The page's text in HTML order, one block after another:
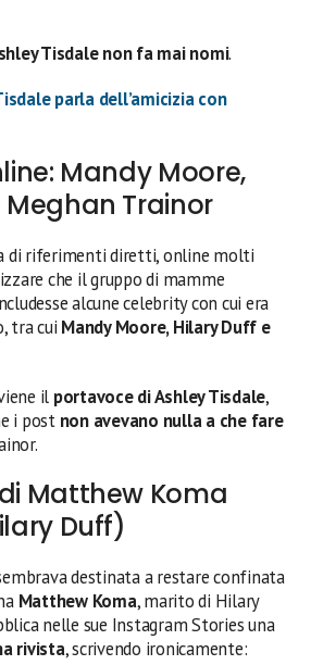
Tisdale non fa mai nomi.
parla dell’amicizia con
Mandy Moore,
Meghan Trainor
di riferimenti diretti, online molti
che il gruppo di mamme
alcune celebrity con cui era
tra cui Mandy Moore, Hilary Duff e
il portavoce di Ashley Tisdale,
i post non avevano nulla a che fare
Matthew Koma
Duff)
destinata a restare confinata
Matthew Koma, marito di Hilary
nelle sue Instagram Stories una
rivista, scrivendo ironicamente: